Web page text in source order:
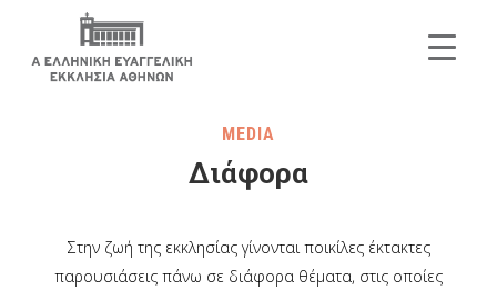
MEDIA
Διάφορα
Στην ζωή της εκκλησίας γίνονται ποικίλες έκτακτες
παρουσιάσεις πάνω σε διάφορα θέματα, στις οποίες